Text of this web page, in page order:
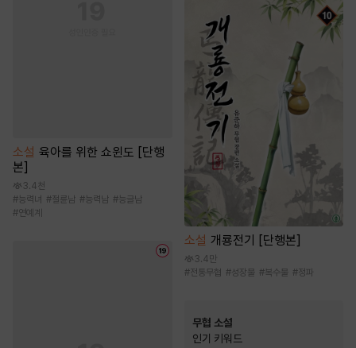
소설 육아를 위한 쇼윈도 [단행
본]
3.4천
#능력녀 #절륜남 #능력남 #능글남
#연예계
소설 개룡전기 [단행본]
3.4만
#전통무협 #성장물 #복수물 #정파
무협 소설
인기 키워드